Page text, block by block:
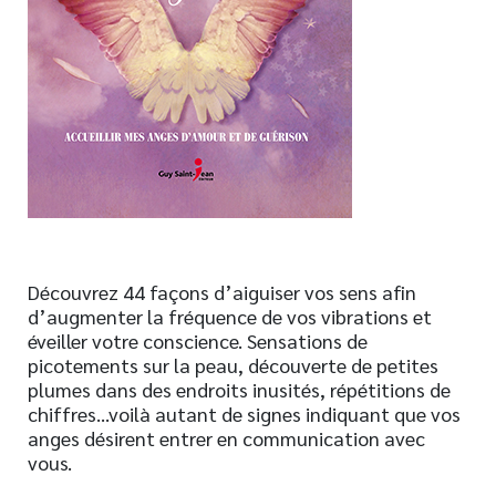
Nouveautés
Numérique
Livres audio
Meilleurs vendeurs
AUTEURS
CONTACT
Découvrez 44 façons d’aiguiser vos sens afin
d’augmenter la fréquence de vos vibrations et
éveiller votre conscience. Sensations de
picotements sur la peau, découverte de petites
plumes dans des endroits inusités, répétitions de
chiffres…voilà autant de signes indiquant que vos
anges désirent entrer en communication avec
vous.